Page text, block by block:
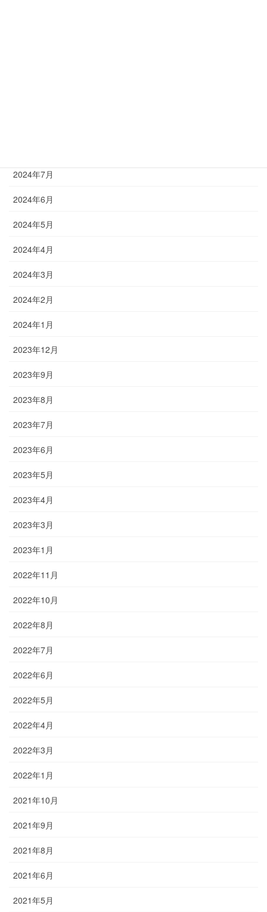
2024年7月
2024年6月
2024年5月
2024年4月
2024年3月
2024年2月
2024年1月
2023年12月
2023年9月
2023年8月
2023年7月
2023年6月
2023年5月
2023年4月
2023年3月
2023年1月
2022年11月
2022年10月
2022年8月
2022年7月
2022年6月
2022年5月
2022年4月
2022年3月
2022年1月
2021年10月
2021年9月
2021年8月
2021年6月
2021年5月